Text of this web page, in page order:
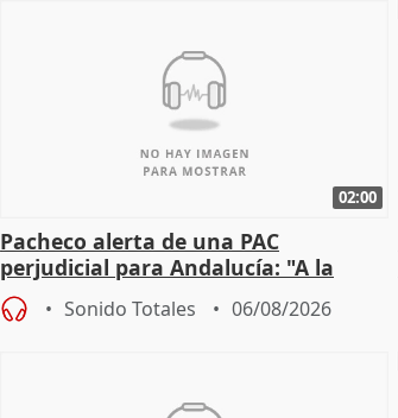
02:00
Pacheco alerta de una PAC
perjudicial para Andalucía: "A la
agricultura hay que protegerla"
Sonido Totales 06/08/2026